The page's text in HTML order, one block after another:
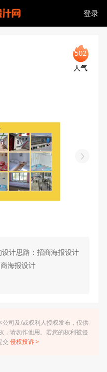
登录
502
人气
设计思路：招商海报设计
海报设计
司及/或权利人授权发布，仅供
，请勿作他用。若您的权利被侵
交 侵权投诉 >